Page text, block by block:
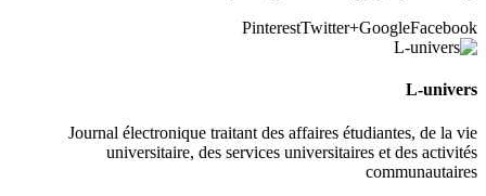
Facebook
Google+
Twitter
Pinterest
L-univers
Journal électronique traitant des affaires étudiantes, de la vie
universitaire, des services universitaires et des activités
communautaires